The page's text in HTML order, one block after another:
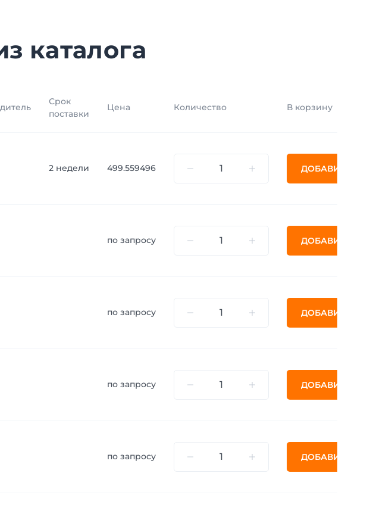
каталога
Срок
поставки
Цена Количество В корзину
2 недели 499.559496 ДОБАВИТЬ
по запросу ДОБАВИТЬ
по запросу ДОБАВИТЬ
по запросу ДОБАВИТЬ
по запросу ДОБАВИТЬ